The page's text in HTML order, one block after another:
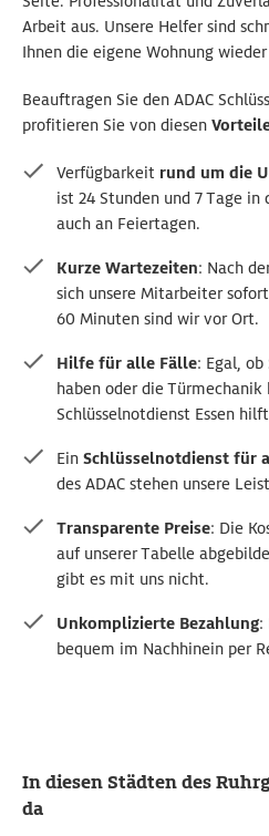
Arbeit aus. Unsere Helfer sind
Ihnen die eigene Wohnung
Beauftragen Sie den ADAC
profitieren Sie von diesen
Verfügbarkeit rund um die
ist 24 Stunden und 7 Tage in
auch an Feiertagen.
Kurze Wartezeiten: Nach
sich unsere Mitarbeiter
60 Minuten sind wir vor Ort.
Hilfe für alle Fälle: Egal, ob
haben oder die
Schlüsselnotdienst Essen
Ein Schlüsselnotdienst für
des ADAC stehen unsere
Transparente Preise: Die
auf unserer Tabelle
gibt es mit uns nicht.
Unkomplizierte Bezahlung:
bequem im Nachhinein per
In diesen Städten des
da